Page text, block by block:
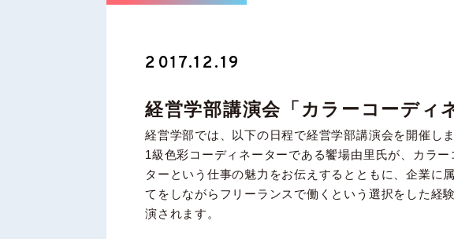
2017.12.19
経営学部講演会「カラーコーディ
経営学部では、以下の日程で経営学部講演会を開催しま
1級色彩コーディネーターである饗場由里氏が、カラー
ターという仕事の魅力をお伝えするとともに、企業に
てをしながらフリーランスで働くという選択をした経
演されます。